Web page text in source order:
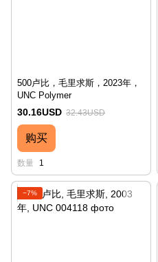
500卢比，毛里求斯，2023年，
UNC Polymer
30.16USD 32.43USD
购买
数量 1
−7%